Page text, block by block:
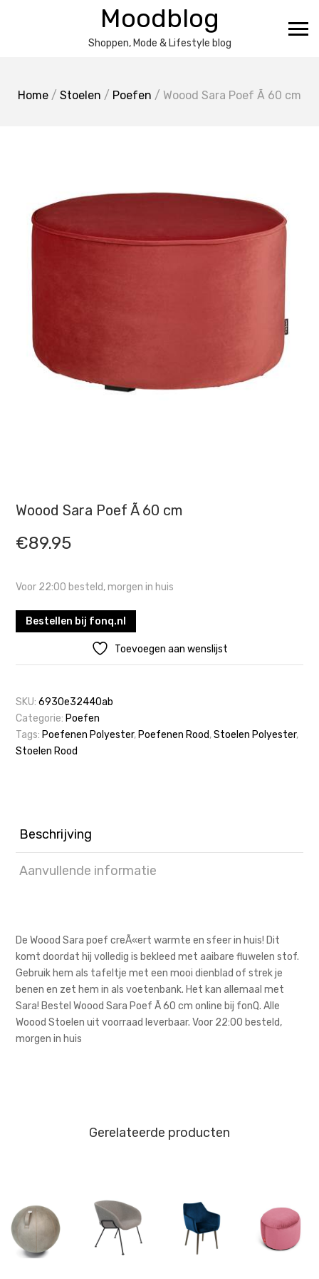
Moodblog
Shoppen, Mode & Lifestyle blog
Home / Stoelen / Poefen / Woood Sara Poef Ã 60 cm
Woood Sara Poef Ã 60 cm
€89.95
Voor 22:00 besteld, morgen in huis
Bestellen bij fonq.nl
Toevoegen aan wenslijst
SKU:6930e32440ab
Categorie: Poefen
Tags: Poefenen Polyester, Poefenen Rood,Stoelen Polyester,
Stoelen Rood
Beschrijving
Aanvullende informatie
De Woood Sara poef creÃ«ert warmte en sfeer in huis! Dit
komt doordat hij volledig is bekleed met aaibare fluwelen stof.
Gebruik hem als tafeltje met een mooi dienblad of strek je
benen en zet hem in als voetenbank. Het kan allemaal met
Sara! Bestel Woood Sara Poef Ã 60 cm online bij fonQ. Alle
Woood Stoelen uit voorraad leverbaar. Voor 22:00 besteld,
morgen in huis
Gerelateerde producten